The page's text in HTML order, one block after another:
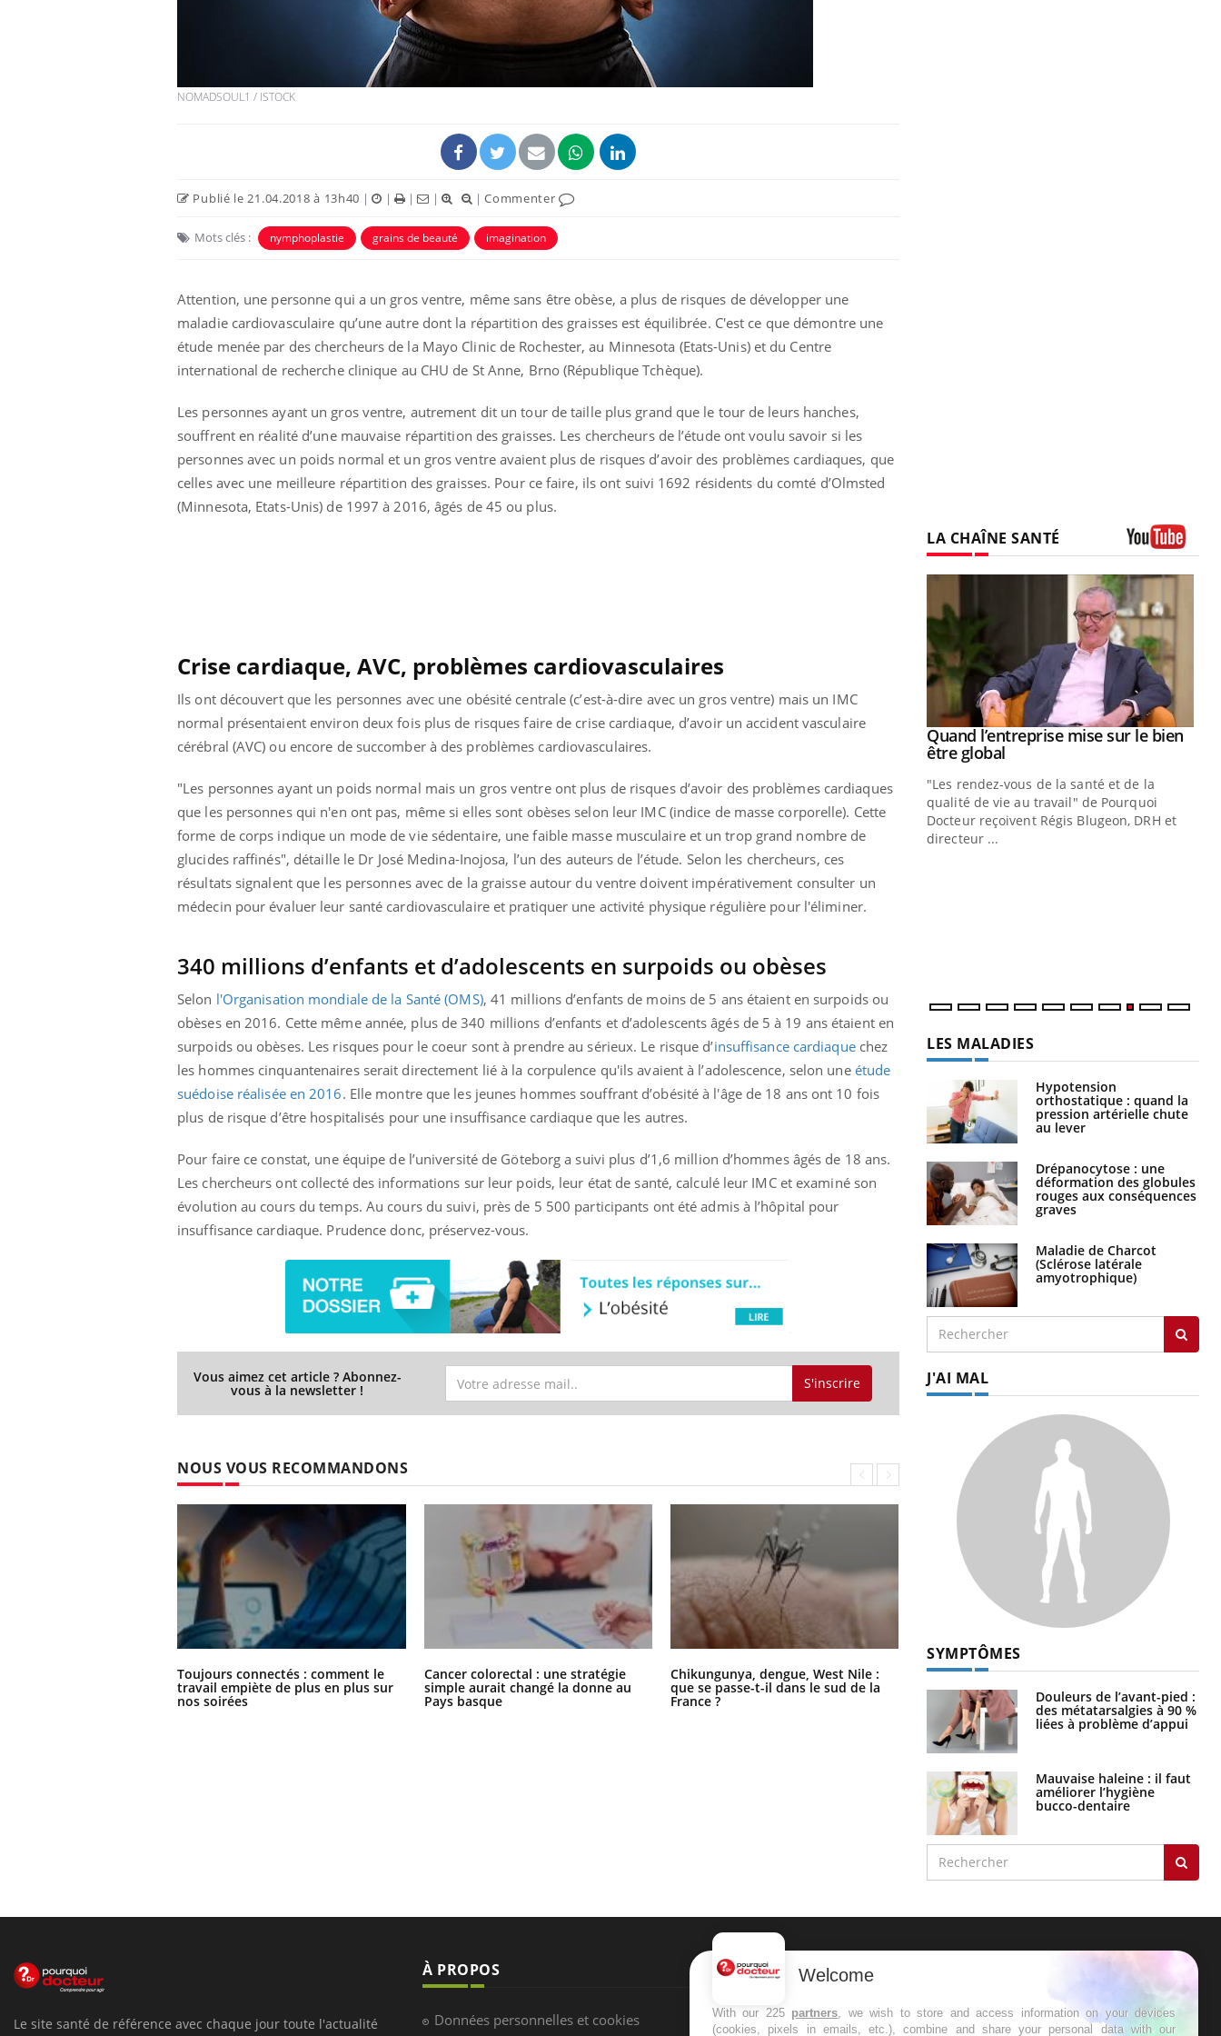
NOMADSOUL1 / ISTOCK
Publié le 21.04.2018 à 13h40 | | | | |Commenter
Mots clés : nymphoplastie grains de beauté imagination
Attention, une personne qui a un gros ventre, même sans être obèse, a plus de risques de développer une
maladie cardiovasculaire qu’une autre dont la répartition des graisses est équilibrée. C'est ce que démontre une
étude menée par des chercheurs de la Mayo Clinic de Rochester, au Minnesota (Etats-Unis) et du Centre
international de recherche clinique au CHU de St Anne, Brno (République Tchèque).
Les personnes ayant un gros ventre, autrement dit un tour de taille plus grand que le tour de leurs hanches,
souffrent en réalité d’une mauvaise répartition des graisses. Les chercheurs de l’étude ont voulu savoir si les
personnes avec un poids normal et un gros ventre avaient plus de risques d’avoir des problèmes cardiaques, que
celles avec une meilleure répartition des graisses. Pour ce faire, ils ont suivi 1692 résidents du comté d’Olmsted
(Minnesota, Etats-Unis) de 1997 à 2016, âgés de 45 ou plus.
Crise cardiaque, AVC, problèmes cardiovasculaires
Ils ont découvert que les personnes avec une obésité centrale (c’est-à-dire avec un gros ventre) mais un IMC
normal présentaient environ deux fois plus de risques faire de crise cardiaque, d’avoir un accident vasculaire
cérébral (AVC) ou encore de succomber à des problèmes cardiovasculaires.
"Les personnes ayant un poids normal mais un gros ventre ont plus de risques d’avoir des problèmes cardiaques
que les personnes qui n'en ont pas, même si elles sont obèses selon leur IMC (indice de masse corporelle). Cette
forme de corps indique un mode de vie sédentaire, une faible masse musculaire et un trop grand nombre de
glucides raffinés", détaille le Dr José Medina-Inojosa, l’un des auteurs de l’étude. Selon les chercheurs, ces
résultats signalent que les personnes avec de la graisse autour du ventre doivent impérativement consulter un
médecin pour évaluer leur santé cardiovasculaire et pratiquer une activité physique régulière pour l'éliminer.
340 millions d’enfants et d’adolescents en surpoids ou obèses
Selon l'Organisation mondiale de la Santé (OMS), 41 millions d’enfants de moins de 5 ans étaient en surpoids ou
obèses en 2016. Cette même année, plus de 340 millions d’enfants et d’adolescents âgés de 5 à 19 ans étaient en
surpoids ou obèses. Les risques pour le coeur sont à prendre au sérieux. Le risque d’insuffisance cardiaquechez
les hommes cinquantenaires serait directement lié à la corpulence qu'ils avaient à l’adolescence, selon une étude
suédoise réalisée en 2016. Elle montre que les jeunes hommes souffrant d’obésité à l'âge de 18 ans ont 10 fois
plus de risque d’être hospitalisés pour une insuffisance cardiaque que les autres.
Pour faire ce constat, une équipe de l’université de Göteborg a suivi plus d’1,6 million d’hommes âgés de 18 ans.
Les chercheurs ont collecté des informations sur leur poids, leur état de santé, calculé leur IMC et examiné son
évolution au cours du temps. Au cours du suivi, près de 5 500 participants ont été admis à l’hôpital pour
insuffisance cardiaque. Prudence donc, préservez-vous.
Vous aimez cet article ? Abonnez-
vous à la newsletter ! S'inscrire
NOUS VOUS RECOMMANDONS
Toujours connectés : comment le
travail empiète de plus en plus sur
nos soirées
Cancer colorectal : une stratégie
simple aurait changé la donne au
Pays basque
Chikungunya, dengue, West Nile :
que se passe-t-il dans le sud de la
France ?
Les médicaments GLP-1 protègent-
LA CHAÎNE SANTÉ
Diabète & Ramadan 2026Youtube
nombreuses personnes atteintes de
diabète, c'est une période de questions, de
défis, mais ...
Youtube
Un « jumeau numérique » pour
faciliter l’accès à la médecine
Un établissement lié à un groupe
mutualiste innove en matière de bilan de
santé : l'utilisation d'un « jumeau
numérique » permet ...
Youtube
COUP DE FOOD sur le diabète Youtube
nouveau rendez-vous culinaire qui
bouscule les idées reçues ! Dans cet
épisode, une ...
Youtube
Quand l’entreprise mise sur le bien
être globalYoutube
"Les rendez-vous de la santé et de la
qualité de vie au travail" de Pourquoi
Docteur reçoivent Régis Blugeon, DRH et
directeur ...
LES MALADIES
Hypotension
orthostatique : quand la
pression artérielle chute
au lever
Drépanocytose : une
déformation des globules
rouges aux conséquences
graves
Maladie de Charcot
(Sclérose latérale
amyotrophique)
J'AI MAL
SYMPTÔMES
Douleurs de l’avant-pied :
des métatarsalgies à 90 %
liées à problème d’appui
Mauvaise haleine : il faut
améliorer l’hygiène
bucco-dentaire
Le site santé de référence avec chaque jour toute l'actualité
À PROPOS
Données personnelles et cookies
NEWSLETTER
Recevez toutes les semaines les meilleures
infos santé
Welcome
With our 225 partners, we wish to store and access information on your devices
(cookies, pixels in emails, etc.), combine and share your personal data with our